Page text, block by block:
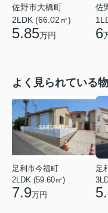
佐野市大橋町
2LDK (66.02㎡)
5.85万円
佐
6
よく見られている
足利市今福町
2LDK (59.60㎡)
7.9万円
足